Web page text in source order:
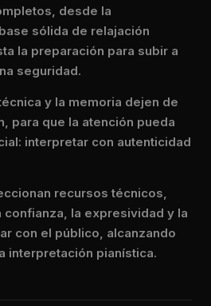
desde la
sólida de relajación
la preparación para subir a
seguridad.
y la memoria dejen de
para que la atención pueda
interpretar con autenticidad
recursos técnicos,
confianza, la expresividad y la
con el público, alcanzando
interpretación pianística.